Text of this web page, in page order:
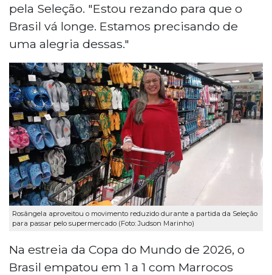
pela Seleção. "Estou rezando para que o
Brasil vá longe. Estamos precisando de
uma alegria dessas."
Rosângela aproveitou o movimento reduzido durante a partida da Seleção
para passar pelo supermercado (Foto: Judson Marinho)
Na estreia da Copa do Mundo de 2026, o
Brasil empatou em 1 a 1 com Marrocos